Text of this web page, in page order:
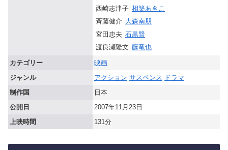
西崎志津子 相築あきこ
斉藤健介 大森南朋
宮田忠夫 石黒賢
渡良瀬隆文 藤竜也
カテゴリー
映画
ジャンル
アクション サスペンス ドラマ
制作国
日本
公開日
2007年11月23日
上映時間
131分